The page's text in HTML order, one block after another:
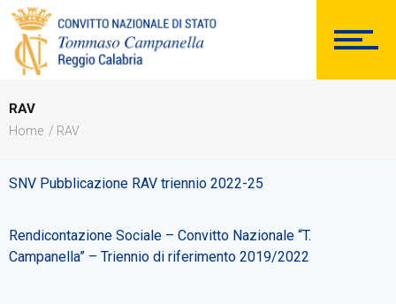
SEGRETERIA
DOCUMENTAZIONE
PERSONALE
RAV
Home RAV
SNV Pubblicazione RAV triennio 2022-25
Rendicontazione Sociale – Convitto Nazionale “T.
Campanella” – Triennio di riferimento 2019/2022